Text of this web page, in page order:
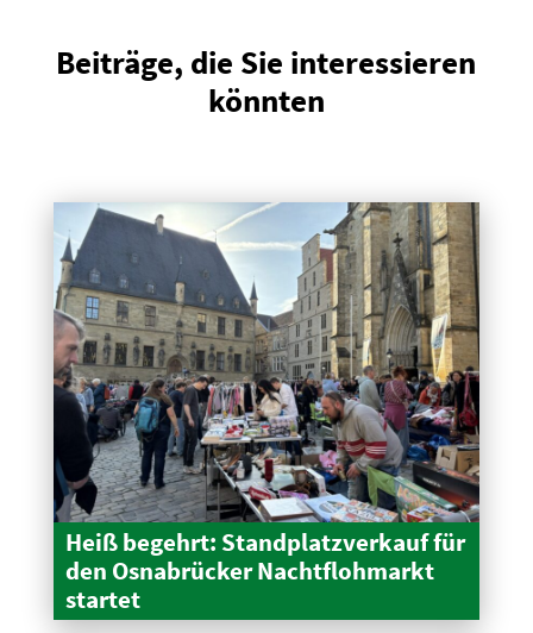
Beiträge, die Sie interessieren
könnten
Heiß begehrt: Stand­platz­verkauf für
den Osnabrücker Nacht­floh­markt
startet